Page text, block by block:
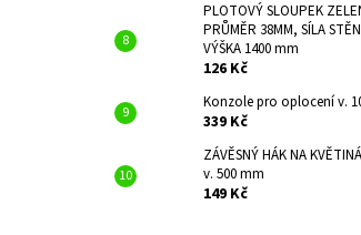
PLOTOVÝ SLOUPEK
PRŮMĚR 38MM, SÍLA
VÝŠKA 1400 mm
126 Kč
Konzole pro oplocení v.
339 Kč
ZÁVĚSNÝ HÁK NA
v. 500 mm
149 Kč